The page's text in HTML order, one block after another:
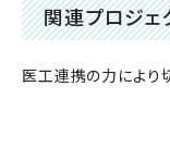
関連プロジェ
医工連携の力により